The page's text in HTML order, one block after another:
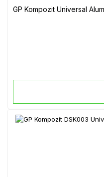
GP Kompozit Universal